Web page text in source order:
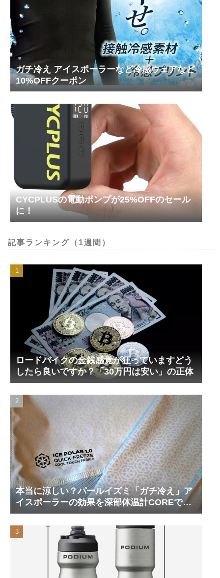
ガチ冷え アイスポーラーなど冷感ウェアなど
10%OFFクーポン
CYCPLUSの電動ポンプが25%OFFのセール
に！
記事ランキング（1週間）
ロードバイクの金銭感覚が狂っていますどう
したら良いですか？「30万円は安い」の正体
本当に涼しい？パールイズミ「ガチ冷え」ア
イスポーラーの効果を深部体温計COREで測
ってみた